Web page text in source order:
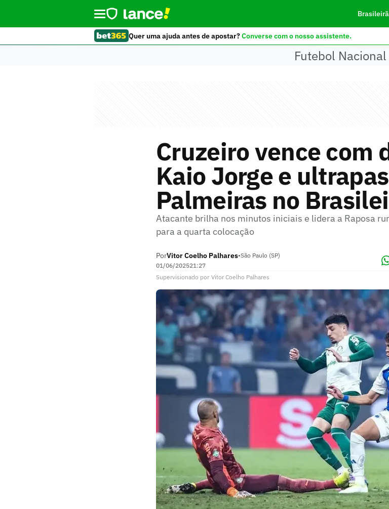
Quer uma ajuda antes de apostar?Converse com o nosso assistente.
Futebol Nacional
Cruzeiro vence com
Kaio Jorge e
Palmeiras no
Atacante brilha nos minutos iniciais e lidera a Raposa
para a quarta colocação
PorVitor Coelho Palhares•São Paulo (SP)
01/06/202521:27
Supervisionado por Vitor Coelho Palhares